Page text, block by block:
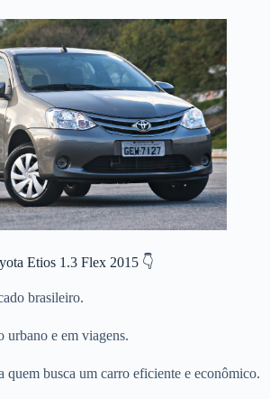
Etios 1.3 Flex 2015 👇
brasileiro.
urbano e em viagens.
busca um carro eficiente e econômico.